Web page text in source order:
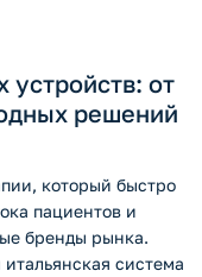
от
решений
который быстро
пациентов и
бренды рынка.
система